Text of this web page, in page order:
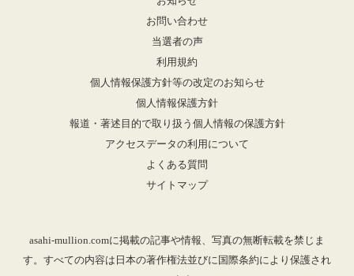
お問い合わせ
当選者の声
利用規約
個人情報保護方針等の改定のお知らせ
個人情報保護方針
報道・著述目的で取り扱う個人情報の保護方針
アクセスデータの利用について
よくある質問
サイトマップ
asahi-mullion.comに掲載の記事や情報、写真の無断転載を禁じま
す。すべての内容は日本の著作権法並びに国際条約により保護され